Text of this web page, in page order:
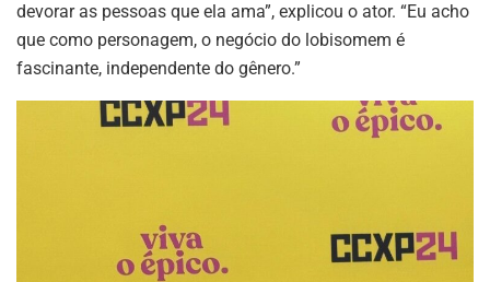
devorar as pessoas que ela ama”, explicou o ator. “Eu acho
que como personagem, o negócio do lobisomem é
fascinante, independente do gênero.”